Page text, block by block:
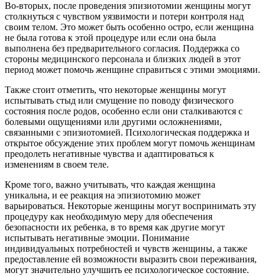
Во-вторых, после проведения эпизиотомии женщины могут
столкнуться с чувством уязвимости и потери контроля над
своим телом. Это может быть особенно остро, если женщина
не была готова к этой процедуре или если она была
выполнена без предварительного согласия. Поддержка со
стороны медицинского персонала и близких людей в этот
период может помочь женщине справиться с этими эмоциями.
Также стоит отметить, что некоторые женщины могут
испытывать стыд или смущение по поводу физического
состояния после родов, особенно если они сталкиваются с
болевыми ощущениями или другими осложнениями,
связанными с эпизиотомией. Психологическая поддержка и
открытое обсуждение этих проблем могут помочь женщинам
преодолеть негативные чувства и адаптироваться к
изменениям в своем теле.
Кроме того, важно учитывать, что каждая женщина
уникальна, и ее реакция на эпизиотомию может
варьироваться. Некоторые женщины могут воспринимать эту
процедуру как необходимую меру для обеспечения
безопасности их ребенка, в то время как другие могут
испытывать негативные эмоции. Понимание
индивидуальных потребностей и чувств женщины, а также
предоставление ей возможности выразить свои переживания,
могут значительно улучшить ее психологическое состояние.